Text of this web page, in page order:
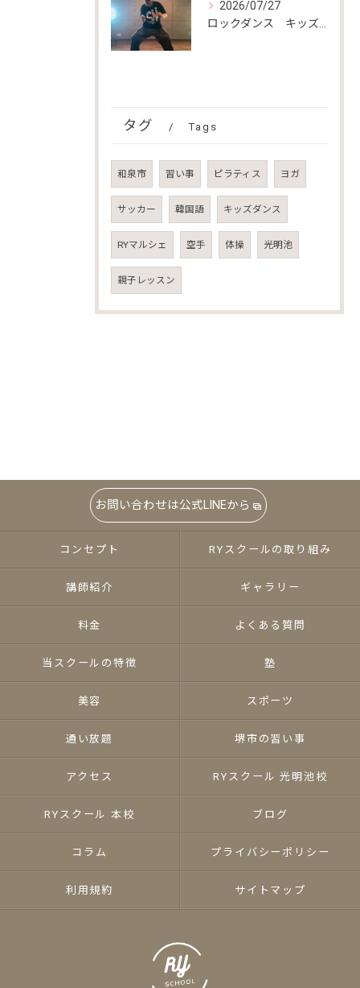
2026/07/27
タグ Tags
和泉市 習い事 ピラティス ヨガ
サッカー 韓国語 キッズダンス
RYマルシェ 空手 体操 光明池
親子レッスン
お問い合わせは公式LINEから
コンセプト RYスクールの取り組み
講師紹介 ギャラリー
料金 よくある質問
当スクールの特徴 塾
美容 スポーツ
通い放題 堺市の習い事
アクセス RYスクール 光明池校
RYスクール 本校 ブログ
コラム プライバシーポリシー
利用規約 サイトマップ